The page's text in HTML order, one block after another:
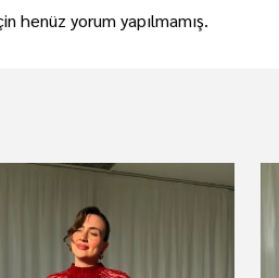
henüz yorum yapılmamış.